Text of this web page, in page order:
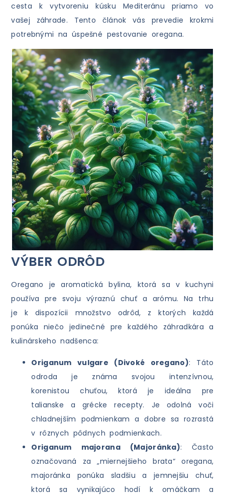
cesta k vytvoreniu kúsku Mediteránu priamo vo
vašej záhrade. Tento článok vás prevedie krokmi
potrebnými na úspešné pestovanie oregana.
VÝBER ODRÔD
Oregano je aromatická bylina, ktorá sa v kuchyni
používa pre svoju výraznú chuť a arómu. Na trhu
je k dispozícii množstvo odrôd, z ktorých každá
ponúka niečo jedinečné pre každého záhradkára a
kulinárskeho nadšenca:
Origanum vulgare (Divoké oregano): Táto
odroda je známa svojou intenzívnou,
korenistou chuťou, ktorá je ideálna pre
talianske a grécke recepty. Je odolná voči
chladnejším podmienkam a dobre sa rozrastá
v rôznych pôdnych podmienkach.
Origanum majorana (Majoránka): Často
označovaná za „miernejšieho brata“ oregana,
majoránka ponúka sladšiu a jemnejšiu chuť,
ktorá sa vynikajúco hodí k omáčkam a